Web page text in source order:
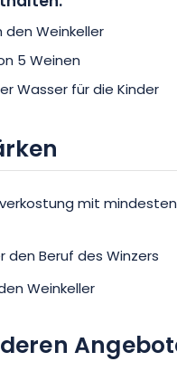
den Weinkeller
5 Weinen
Wasser für die Kinder
mit
den Beruf des Winzers
Weinkeller